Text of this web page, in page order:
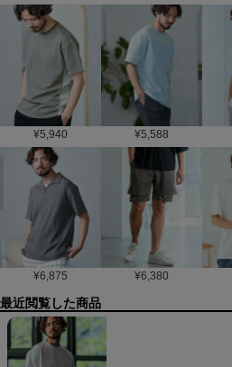
¥5,940 ¥5,588
¥6,875 ¥6,380
最近閲覧した商品